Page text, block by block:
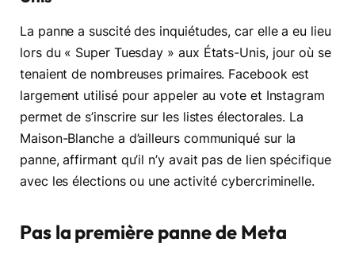
La panne a suscité des inquiétudes, car elle a eu lieu
lors du « Super Tuesday » aux États-Unis, jour où se
tenaient de nombreuses primaires. Facebook est
largement utilisé pour appeler au vote et Instagram
permet de s’inscrire sur les listes électorales. La
Maison-Blanche a d’ailleurs communiqué sur la
panne, affirmant qu’il n’y avait pas de lien spécifique
avec les élections ou une activité cybercriminelle.
Pas la première panne de Meta